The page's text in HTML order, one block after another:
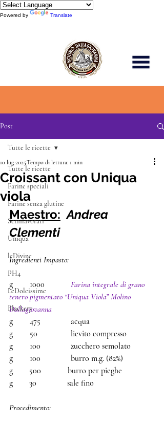
Powered by Translate
Post
Tutte le ricette
Farine speciali
Farine senza glutine
Semilavorati
Uniqua
leDivine
PH4
LeDolcissime
Blackery
Tutte le ricette
Croissant con Uniqua
viola
10 lug 2025Tempo di lettura: 1 min
Maestro: Andrea
Clementi
Ingredienti Impasto:
Farina integrale di grano
tenero pigmentato “Uniqua Viola” Molino
Dallagiovanna
g 	475 		acqua
g 	50		lievito compresso
g 	100 		zucchero semolato
g 	100 		burro m.g. (82%)
g        500             burro per pieghe
g        30               sale fino
Procedimento: